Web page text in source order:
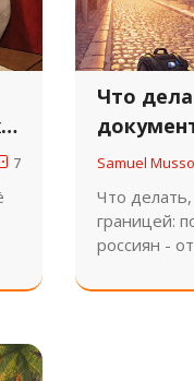
7
Что
Samuel Musso
Что делать,
границей:
россиян -
правила,